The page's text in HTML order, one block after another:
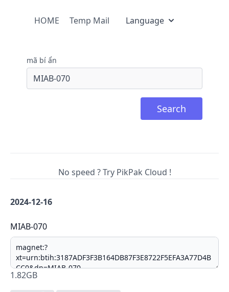
HOME Temp Mail Language
mã bí ẩn
Search
No speed ? Try PikPak Cloud !
2024-12-16
MIAB-070
1.82GB